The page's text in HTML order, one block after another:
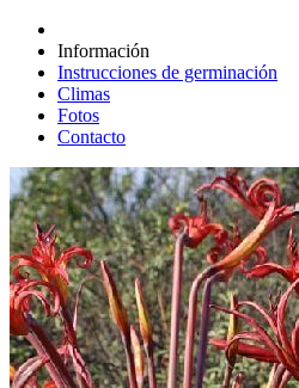
Información
Instrucciones de germinación
Climas
Fotos
Contacto